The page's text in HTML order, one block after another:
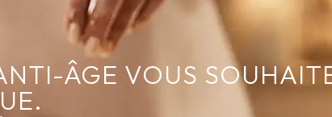
ÂGE VOUS